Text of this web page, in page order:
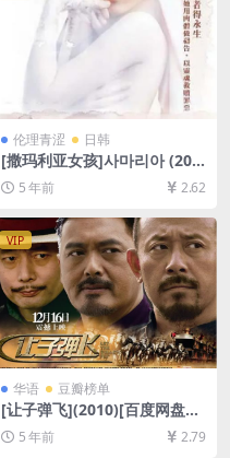
伦理青涩 日韩
[撒玛利亚女孩]사마리아 (200
4)[百度云+迅雷云盘资源未删
减DVD高清][MP4/5.7GB][韩
5 年前 2.62
VIP
华语 豆瓣榜单
[让子弹飞](2010)[百度网盘
+迅雷云盘资源1080P超清未
删减][MP4/8.5GB][中文字幕]
5 年前 2.79